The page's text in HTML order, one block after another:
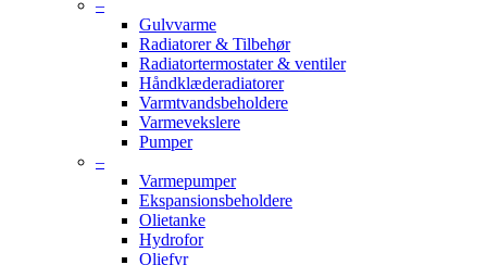
–
Gulvvarme
Radiatorer & Tilbehør
Radiatortermostater & ventiler
Håndklæderadiatorer
Varmtvandsbeholdere
Varmevekslere
Pumper
–
Varmepumper
Ekspansionsbeholdere
Olietanke
Hydrofor
Oliefyr